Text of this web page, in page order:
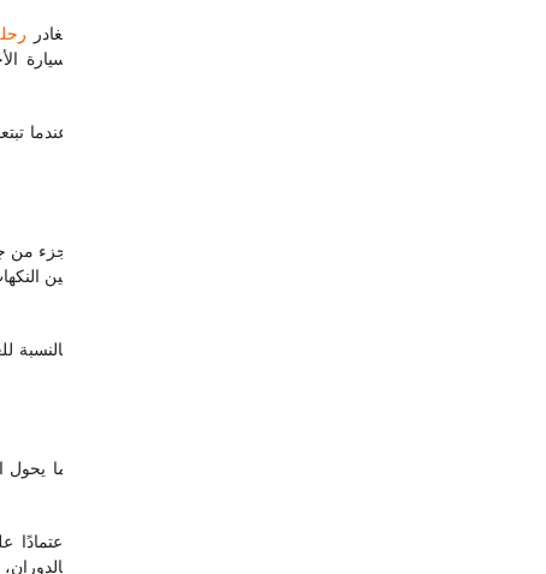
تغادر
اعتمادًا